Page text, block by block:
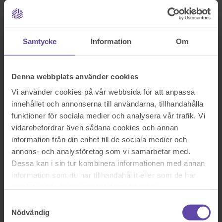
Samtycke Information Om
Denna webbplats använder cookies
Vi använder cookies på vår webbsida för att anpassa
innehållet och annonserna till användarna, tillhandahålla
funktioner för sociala medier och analysera vår trafik. Vi
vidarebefordrar även sådana cookies och annan
information från din enhet till de sociala medier och
annons- och analysföretag som vi samarbetar med.
Dessa kan i sin tur kombinera informationen med annan
information som du har tillhandahållit eller som de har
Nödvändig
Se alla frågor Se alla frågor
Bostad & Fastighet
Föravtal - fastighet
Hej!
Vi är 3 syskon som tillsammans har ärvt ett äldre fritidshus. Nu vill
en av oss bli utlöst och vi är
överens om priset. Syskonet som vill bli utlöst kräver dock ett avtal
där syftet är att hon har rätt att kompenseras för skillnaden mellan
dagens marknadsvärde (om det överstiger utköpspriset) och
utköpspriset vid en eventuell extern försäljning inom 10 år.
kommer de närmaste åren att
spendera flera 100 000-tals kronor på underhåll och renoveringar.